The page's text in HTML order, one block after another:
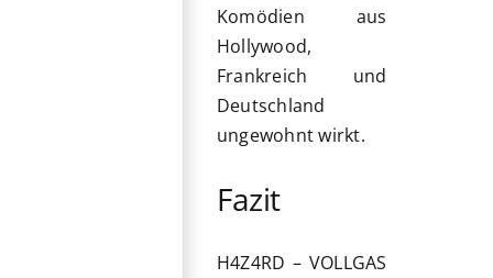
Komödien aus
Hollywood,
Frankreich und
Deutschland
ungewohnt wirkt.
Fazit
H4Z4RD – VOLLGAS